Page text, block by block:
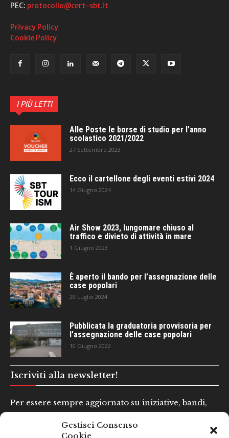
Gestisci Consenso
Cookie
PEC: protocollo@cert-sbt.it
Privacy Policy
Cookie Policy
I PIÙ LETTI
Alle Poste le borse di studio per l’anno
scolastico 2021/2022
27 Settembre 2023
Ecco il cartellone degli eventi estivi 2024
14 Giugno 2024
Air Show 2023, lungomare chiuso al
traffico e divieto di attività in mare
1 Giugno 2023
È aperto il bando per l’assegnazione delle
case popolari
29 Luglio 2024
Pubblicata la graduatoria provvisoria per
l’assegnazione delle case popolari
10 Giugno 2022
Iscriviti alla newsletter!
Per essere sempre aggiornato su iniziative, bandi,